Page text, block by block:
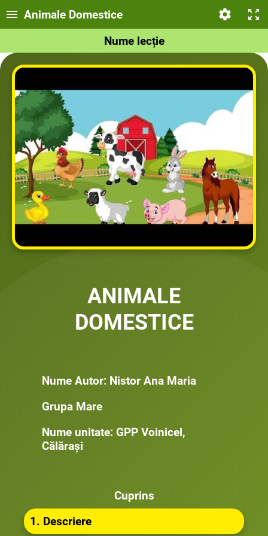
Animale Domestice
Nume lecție
ANIMALE
DOMESTICE
Nume Autor: Nistor Ana Maria
Grupa Mare
Nume unitate: GPP Voinicel,
Călărași
Cuprins
1. Descriere